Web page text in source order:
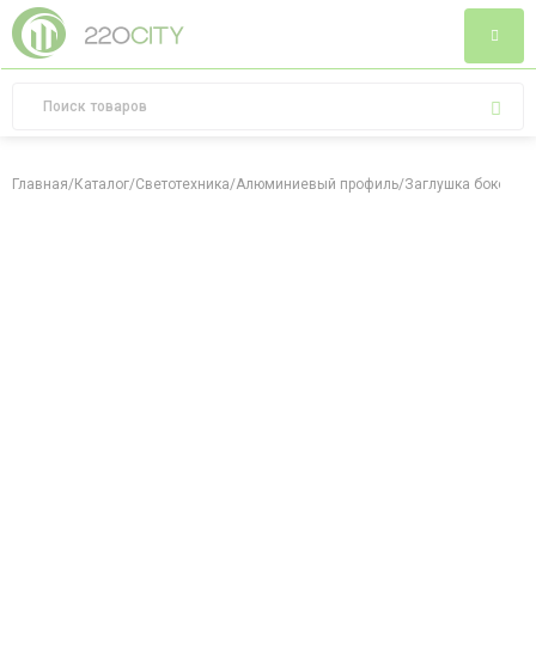
Главная/Каталог/Светотехника/Алюминиевый профиль/Заглушка